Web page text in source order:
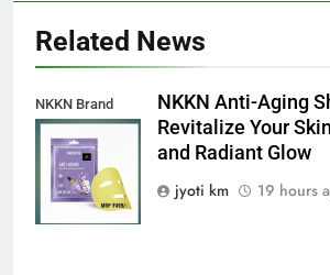
Related News
NKKN Brand
Mask
NKKN Anti-Aging
Revitalize Your
and Radiant Glow
jyoti km
19 hours